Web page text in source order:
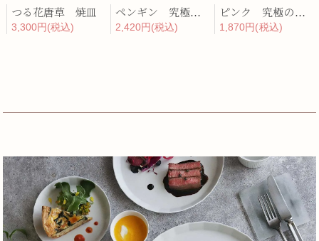
つる花唐草 焼皿
3,300円(税込)
ペンギン 究極のレンゲ
2,420円(税込)
ピンク 究極のレンゲ
1,870円(税込)